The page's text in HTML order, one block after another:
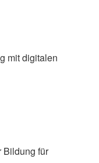
mit digitalen
Bildung für